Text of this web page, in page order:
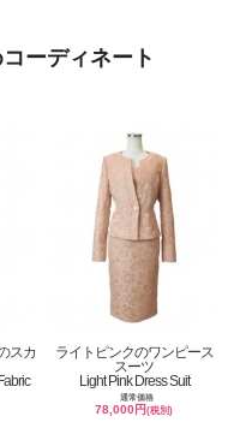
ーディネート
スカ
ライトピンクのワンピース
スーツ
Light Pink Dress Suit
通常価格
78,000円(税別)